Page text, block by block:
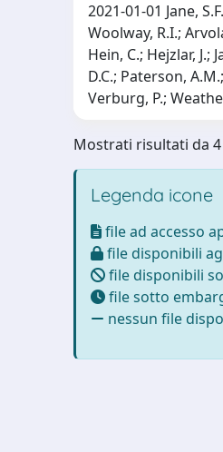
2021-01-01 Jane,
Woolway, R.I.;
Hein, C.; Hejzlar, J.;
D.C.; Paterson,
Verburg, P.;
Mostrati risultati da 4
Legenda icone
file ad accesso
file disponibili
file disponibili
file sotto
nessun file